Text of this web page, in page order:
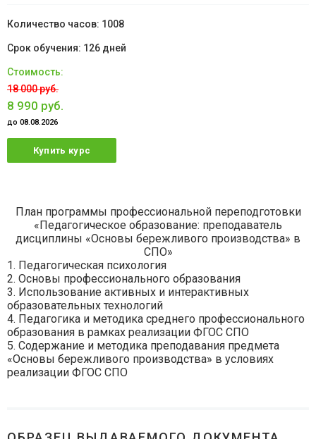
1008
126 дней
18 000 руб.
8 990 руб.
до 08.08.2026
Купить курс
План программы профессиональной переподготовки
«Педагогическое образование: преподаватель
дисциплины «Основы бережливого производства» в
СПО»
1. Педагогическая психология
2. Основы профессионального образования
3. Использование активных и интерактивных
образовательных технологий
4. Педагогика и методика среднего профессионального
образования в рамках реализации ФГОС СПО
5. Содержание и методика преподавания предмета
«Основы бережливого производства» в условиях
реализации ФГОС СПО